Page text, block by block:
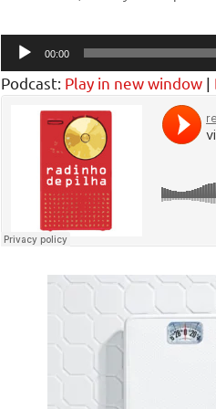
Audio
Player
00:00
Podcast: Play in new window |